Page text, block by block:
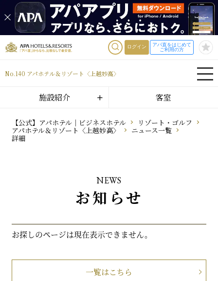
ログイン
アパ直をはじめて
ご利用の方
No.140 アパホテル＆リゾート〈上越妙高〉
施設紹介 客室
【公式】アパホテル｜ビジネスホテル
リゾート・ゴルフ
アパホテル＆リゾート〈上越妙高〉
ニュース一覧
詳細
NEWS
お知らせ
お探しのページは現在表示できません。
一覧はこちら